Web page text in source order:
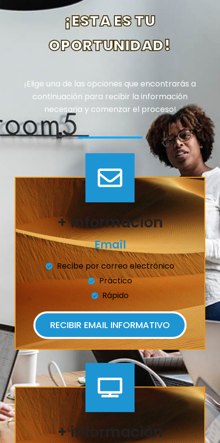
¡ESTA ES TU
OPORTUNIDAD!
¡Elige una de las opciones que encontrarás a
continuación para recibir la información
necesaria y comenzar el proceso!
+ información
Email
Recibe por correo electrónico
Práctico
Rápido
RECIBIR EMAIL INFORMATIVO
+ información